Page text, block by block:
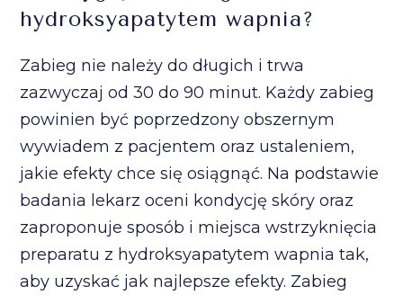
hydroksyapatytem wapnia?
Zabieg nie należy do długich i trwa
zazwyczaj od 30 do 90 minut. Każdy zabieg
powinien być poprzedzony obszernym
wywiadem z pacjentem oraz ustaleniem,
jakie efekty chce się osiągnąć. Na podstawie
badania lekarz oceni kondycję skóry oraz
zaproponuje sposób i miejsca wstrzyknięcia
preparatu z hydroksyapatytem wapnia tak,
aby uzyskać jak najlepsze efekty. Zabieg